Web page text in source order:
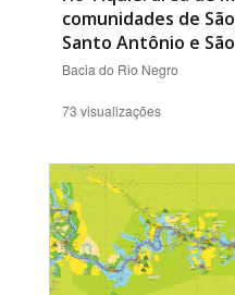
comunidades de
Santo Antônio e São
Bacia do Rio Negro
73 visualizações